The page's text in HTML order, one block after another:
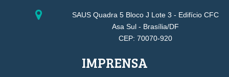
SAUS Quadra 5 Bloco J Lote 3 - Edifício CFC
Asa Sul - Brasília/DF
CEP: 70070-920
IMPRENSA